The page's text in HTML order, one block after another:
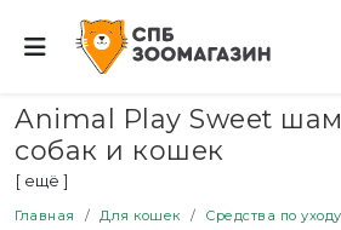
Animal Play Sweet
собак и кошек
витаминизированный,
Вишневый пай - 300
[ ещё ]
Главная Для кошек Средства по уходу